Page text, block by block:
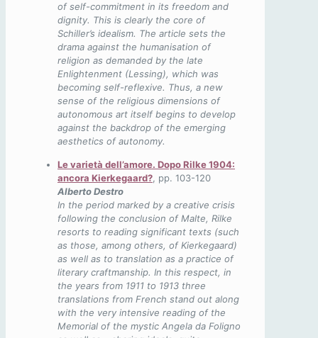
of self-commitment in its freedom and
dignity. This is clearly the core of
Schiller’s idealism. The article sets the
drama against the humanisation of
religion as demanded by the late
Enlightenment (Lessing), which was
becoming self-reflexive. Thus, a new
sense of the religious dimensions of
autonomous art itself begins to develop
against the backdrop of the emerging
aesthetics of autonomy.
Le varietà dell’amore. Dopo Rilke 1904:
ancora Kierkegaard?, pp. 103-120
Alberto Destro
In the period marked by a creative crisis
following the conclusion of Malte, Rilke
resorts to reading significant texts (such
as those, among others, of Kierkegaard)
as well as to translation as a practice of
literary craftmanship. In this respect, in
the years from 1911 to 1913 three
translations from French stand out along
with the very intensive reading of the
Memorial of the mystic Angela da Foligno